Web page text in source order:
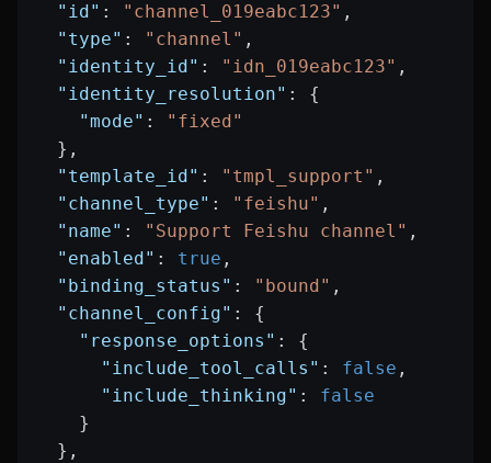
  "id"
: "channel_019eabc123" ,
  "type"
: "channel" ,
  "identity_id"
: "idn_019eabc123" ,
  "identity_resolution"
: {
    "mode"
:
"fixed"
  },
  "template_id"
: "tmpl_support" ,
  "channel_type"
: "feishu" ,
  "name"
: "Support Feishu channel" ,
  "enabled"
: true ,
  "binding_status"
: "bound" ,
  "channel_config"
: {
    "response_options"
: {
      "include_tool_calls"
: false ,
      "include_thinking"
: false
    }
  },